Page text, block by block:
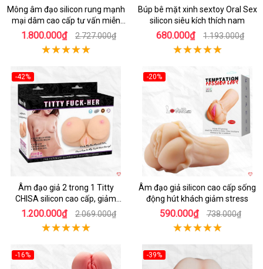
Mông âm đạo silicon rung mạnh
mại dâm cao cấp tư vấn miễn
phí
1.800.000₫ 2.727.000₫
Búp bê mặt xinh sextoy Oral Sex
silicon siêu kích thích nam
680.000₫ 1.193.000₫
-42%
Âm đạo giả 2 trong 1 Titty
CHISA silicon cao cấp, giảm
stress
1.200.000₫ 2.069.000₫
-20%
Âm đạo giả silicon cao cấp sống
động hút khách giảm stress
590.000₫ 738.000₫
-16%
-39%